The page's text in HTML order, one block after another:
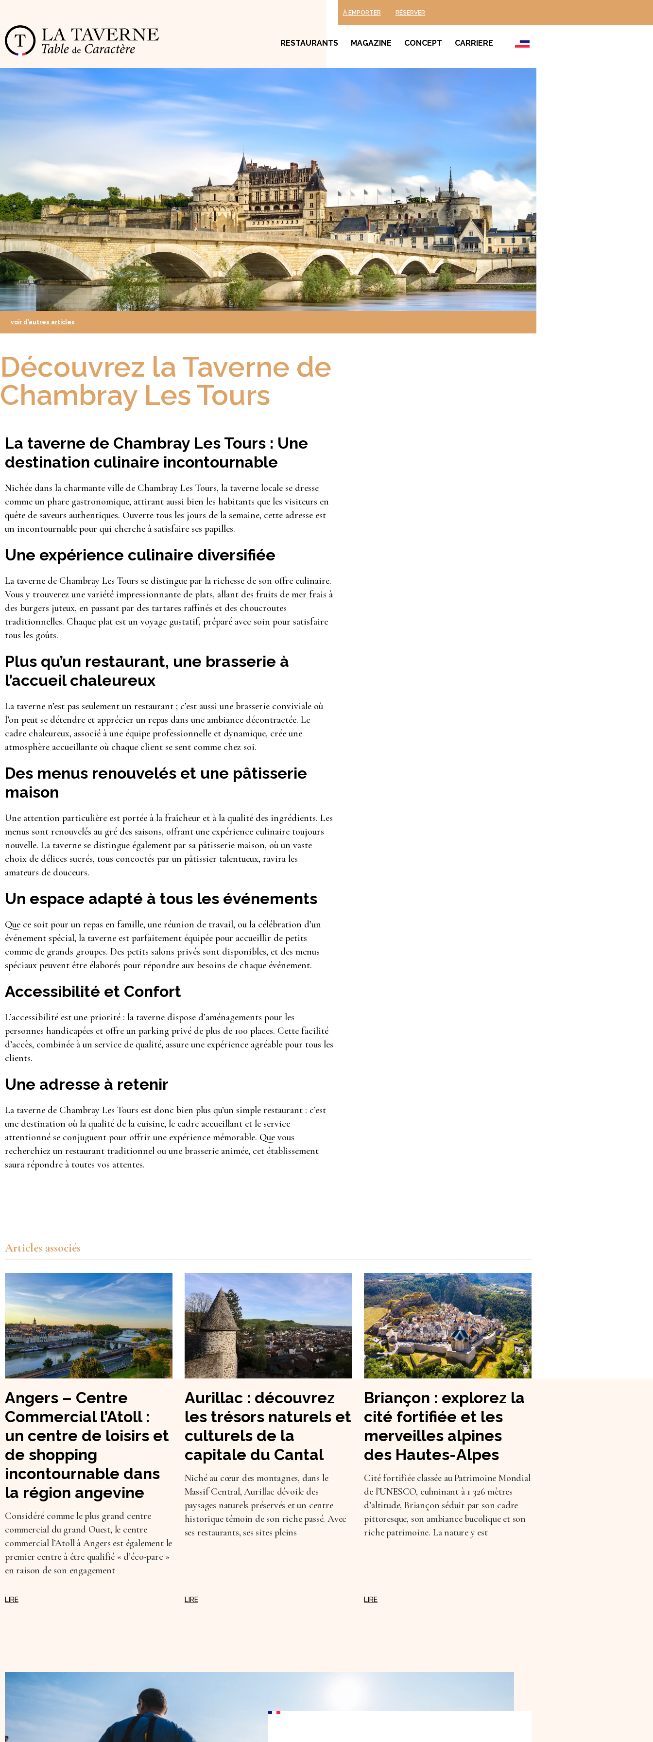
À EMPORTER RÉSERVER
RESTAURANTS MAGAZINE CONCEPT CARRIERE
voir d’autres articles
Découvrez la Taverne de
Chambray Les Tours
La taverne de Chambray Les Tours : Une
destination culinaire incontournable
Nichée dans la charmante ville de Chambray Les Tours, la taverne locale se dresse
comme un phare gastronomique, attirant aussi bien les habitants que les visiteurs en
quête de saveurs authentiques. Ouverte tous les jours de la semaine, cette adresse est
un incontournable pour qui cherche à satisfaire ses papilles.
Une expérience culinaire diversifiée
La taverne de Chambray Les Tours se distingue par la richesse de son offre culinaire.
Vous y trouverez une variété impressionnante de plats, allant des fruits de mer frais à
des burgers juteux, en passant par des tartares raffinés et des choucroutes
traditionnelles. Chaque plat est un voyage gustatif, préparé avec soin pour satisfaire
tous les goûts.
Plus qu’un restaurant, une brasserie à
l’accueil chaleureux
La taverne n’est pas seulement un restaurant ; c’est aussi une brasserie conviviale où
l’on peut se détendre et apprécier un repas dans une ambiance décontractée. Le
cadre chaleureux, associé à une équipe professionnelle et dynamique, crée une
atmosphère accueillante où chaque client se sent comme chez soi.
Des menus renouvelés et une pâtisserie
maison
Une attention particulière est portée à la fraîcheur et à la qualité des ingrédients. Les
menus sont renouvelés au gré des saisons, offrant une expérience culinaire toujours
nouvelle. La taverne se distingue également par sa pâtisserie maison, où un vaste
choix de délices sucrés, tous concoctés par un pâtissier talentueux, ravira les
amateurs de douceurs.
Un espace adapté à tous les événements
Que ce soit pour un repas en famille, une réunion de travail, ou la célébration d’un
événement spécial, la taverne est parfaitement équipée pour accueillir de petits
comme de grands groupes. Des petits salons privés sont disponibles, et des menus
spéciaux peuvent être élaborés pour répondre aux besoins de chaque événement.
Accessibilité et Confort
L’accessibilité est une priorité : la taverne dispose d’aménagements pour les
personnes handicapées et offre un parking privé de plus de 100 places. Cette facilité
d’accès, combinée à un service de qualité, assure une expérience agréable pour tous les
clients.
Une adresse à retenir
La taverne de Chambray Les Tours est donc bien plus qu’un simple restaurant : c’est
une destination où la qualité de la cuisine, le cadre accueillant et le service
attentionné se conjuguent pour offrir une expérience mémorable. Que vous
recherchiez un restaurant traditionnel ou une brasserie animée, cet établissement
saura répondre à toutes vos attentes.
Articles associés
Angers – Centre
Commercial l’Atoll :
un centre de loisirs et
de shopping
incontournable dans
la région angevine
Considéré comme le plus grand centre
commercial du grand Ouest, le centre
commercial l’Atoll à Angers est également le
premier centre à être qualifié « d’éco-parc »
en raison de son engagement
Aurillac : découvrez
les trésors naturels et
culturels de la
capitale du Cantal
Niché au cœur des montagnes, dans le
Massif Central, Aurillac dévoile des
paysages naturels préservés et un centre
historique témoin de son riche passé. Avec
ses restaurants, ses sites pleins
Briançon : explorez la
cité fortifiée et les
merveilles alpines
des Hautes-Alpes
Cité fortifiée classée au Patrimoine Mondial
de l’UNESCO, culminant à 1 326 mètres
d’altitude, Briançon séduit par son cadre
pittoresque, son ambiance bucolique et son
riche patrimoine. La nature y est